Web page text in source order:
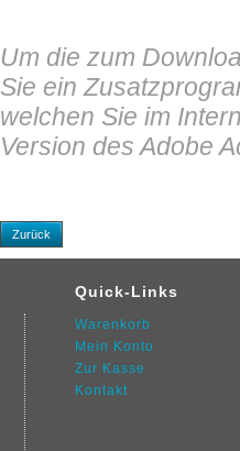
Um die zum
Sie ein
welchen Sie im
Version des Adobe
Zurück
Quick-Links
Warenkorb
Mein Konto
Zur Kasse
Kontakt